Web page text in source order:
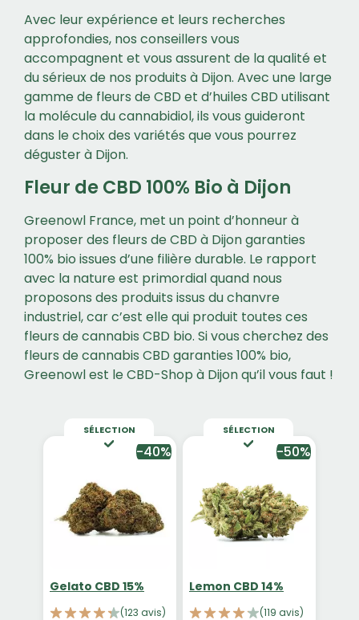
Avec leur expérience et leurs recherches
approfondies, nos conseillers vous
accompagnent et vous assurent de la qualité et
du sérieux de nos produits à Dijon. Avec une large
gamme de fleurs de CBD et d’huiles CBD utilisant
la molécule du cannabidiol, ils vous guideront
dans le choix des variétés que vous pourrez
déguster à Dijon.
Fleur de CBD 100% Bio à Dijon
Greenowl France, met un point d’honneur à
proposer des fleurs de CBD à Dijon garanties
100% bio issues d’une filière durable. Le rapport
avec la nature est primordial quand nous
proposons des produits issus du chanvre
industriel, car c’est elle qui produit toutes ces
fleurs de cannabis CBD bio. Si vous cherchez des
fleurs de cannabis CBD garanties 100% bio,
Greenowl est le CBD-Shop à Dijon qu’il vous faut !
SÉLECTION
-40%
Gelato CBD 15%
(123 avis)
SÉLECTION
-50%
Lemon CBD 14%
(119 avis)